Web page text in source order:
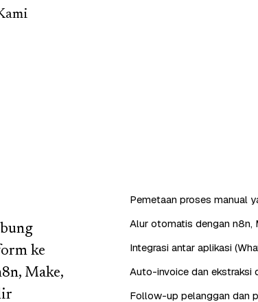
ke
Make,
Pemetaan proses manual
Alur otomatis dengan n8n,
Integrasi antar aplikasi
Auto-invoice dan ekstraksi
Follow-up pelanggan dan